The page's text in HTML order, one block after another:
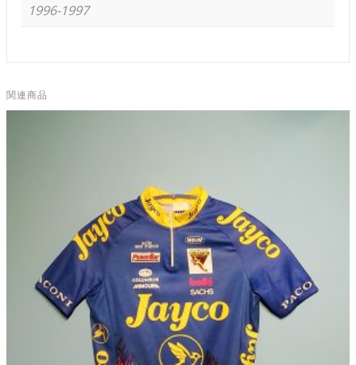
1996-1997
関連商品